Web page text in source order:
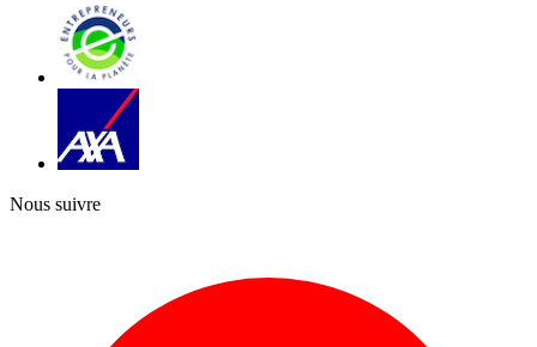
Nous suivre